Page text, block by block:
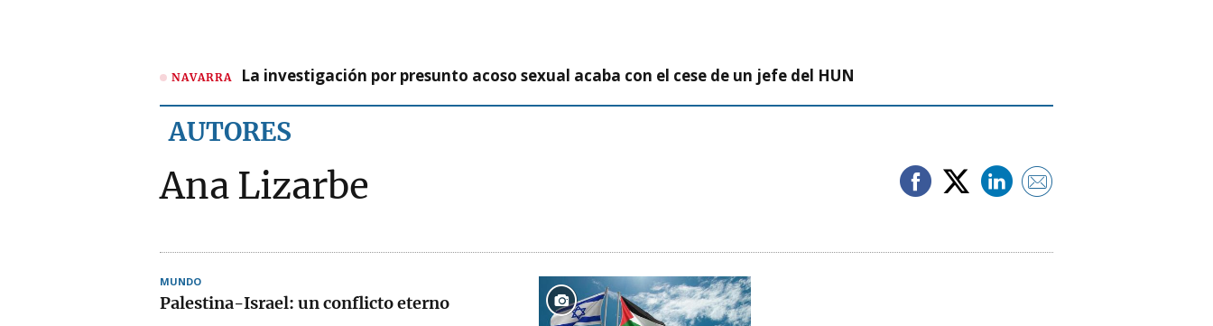
NAVARRA La investigación por presunto acoso sexual acaba con el cese de un jefe del HUN
AUTORES
Ana Lizarbe
MUNDO
Palestina-Israel: un conflicto eterno